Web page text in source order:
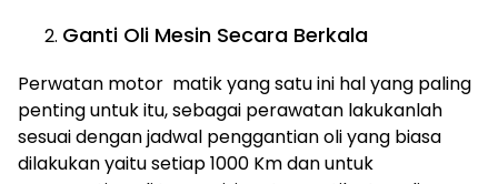
Ganti Oli Mesin Secara Berkala
Perwatan motor matik yang satu ini hal yang paling
penting untuk itu, sebagai perawatan lakukanlah
sesuai dengan jadwal penggantian oli yang biasa
dilakukan yaitu setiap 1000 Km dan untuk